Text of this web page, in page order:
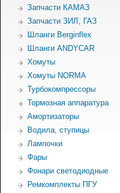
Запчасти КАМАЗ
Запчасти ЗИЛ, ГАЗ
Шланги Berginflex
Шланги ANDYCAR
Хомуты
Хомуты NORMA
Турбокомпрессоры
Тормозная аппаратура
Амортизаторы
Водила, ступицы
Лампочки
Фары
Фонари светодиодные
Ремкомплекты ПГУ